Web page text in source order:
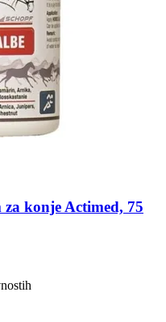
za konje Actimed, 75